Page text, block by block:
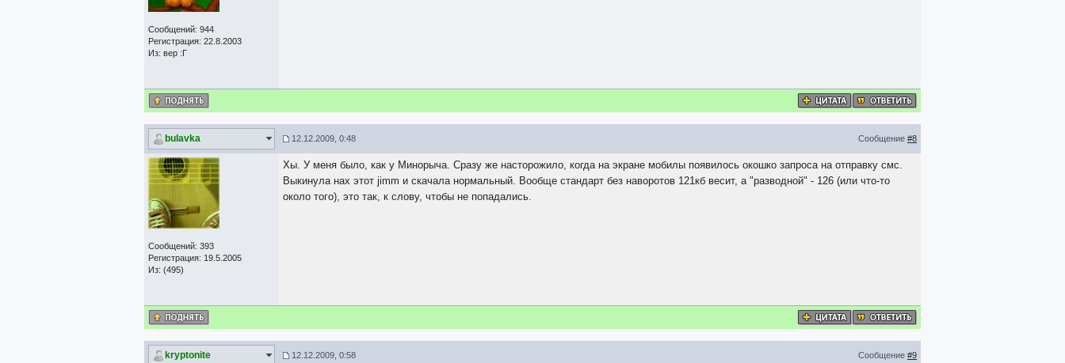
Сообщений: 944
Регистрация: 22.8.2003
Из: вер :Г
bulavka 12.12.2009, 0:48 Сообщение #8
Сообщений: 393
Регистрация: 19.5.2005
Из: (495)
Хы. У меня было, как у Минорыча. Сразу же насторожило, когда на экране мобилы появилось окошко запроса на отправку смс.
Выкинула нах этот jimm и скачала нормальный. Вообще стандарт без наворотов 121кб весит, а "разводной" - 126 (или что-то
около того), это так, к слову, чтобы не попадались.
kryptonite 12.12.2009, 0:58 Сообщение #9